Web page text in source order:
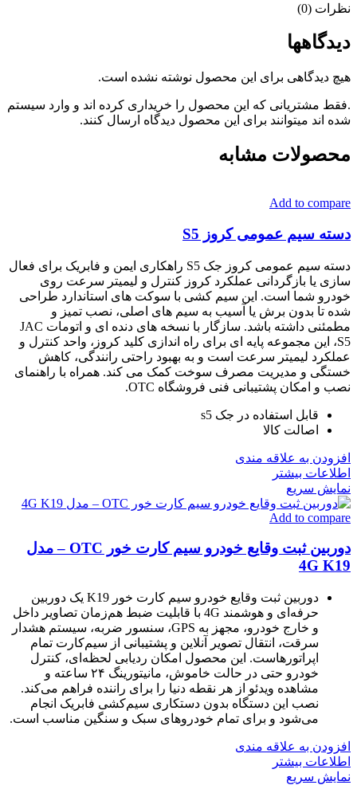
نظرات (0)
دیدگاهها
هیچ دیدگاهی برای این محصول نوشته نشده است.
.فقط مشتریانی که این محصول را خریداری کرده اند و وارد سیستم
شده اند میتوانند برای این محصول دیدگاه ارسال کنند.
محصولات مشابه
Add to compare
دسته سیم عمومی کروز S5
دسته سیم عمومی کروز جک S5 راهکاری ایمن و فابریک برای فعال
سازی یا بازگردانی عملکرد کروز کنترل و لیمیتر سرعت روی
خودرو شما است. این سیم کشی با سوکت های استاندارد طراحی
شده تا بدون برش یا آسیب به سیم های اصلی، نصب تمیز و
مطمئنی داشته باشد. سازگار با نسخه های دنده ای و اتومات JAC
S5، این مجموعه پایه ای برای راه اندازی کلید کروز، واحد کنترل و
عملکرد لیمیتر سرعت است و به بهبود راحتی رانندگی، کاهش
خستگی و مدیریت مصرف سوخت کمک می کند. همراه با راهنمای
نصب و امکان پشتیبانی فنی فروشگاه OTC.
قابل استفاده در جک s5
اصالت کالا
افزودن به علاقه مندی
اطلاعات بیشتر
نمایش سریع
Add to compare
دوربین ثبت وقایع خودرو سیم کارت خور OTC – مدل
4G K19
دوربین ثبت وقایع خودرو سیم کارت خور K19 یک دوربین
حرفه‌ای و هوشمند 4G با قابلیت ضبط هم‌زمان تصاویر داخل
و خارج خودرو، مجهز به GPS، سنسور ضربه، سیستم هشدار
سرقت، انتقال تصویر آنلاین و پشتیبانی از سیم‌کارت تمام
اپراتورهاست. این محصول امکان ردیابی لحظه‌ای، کنترل
خودرو حتی در حالت خاموش، مانیتورینگ ۲۴ ساعته و
مشاهده ویدئو از هر نقطه دنیا را برای راننده فراهم می‌کند.
نصب این دستگاه بدون دستکاری سیم‌کشی فابریک انجام
می‌شود و برای تمام خودروهای سبک و سنگین مناسب است.
افزودن به علاقه مندی
اطلاعات بیشتر
نمایش سریع